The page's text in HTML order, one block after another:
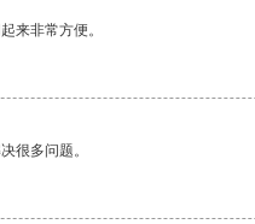
来非常方便。
很多问题。